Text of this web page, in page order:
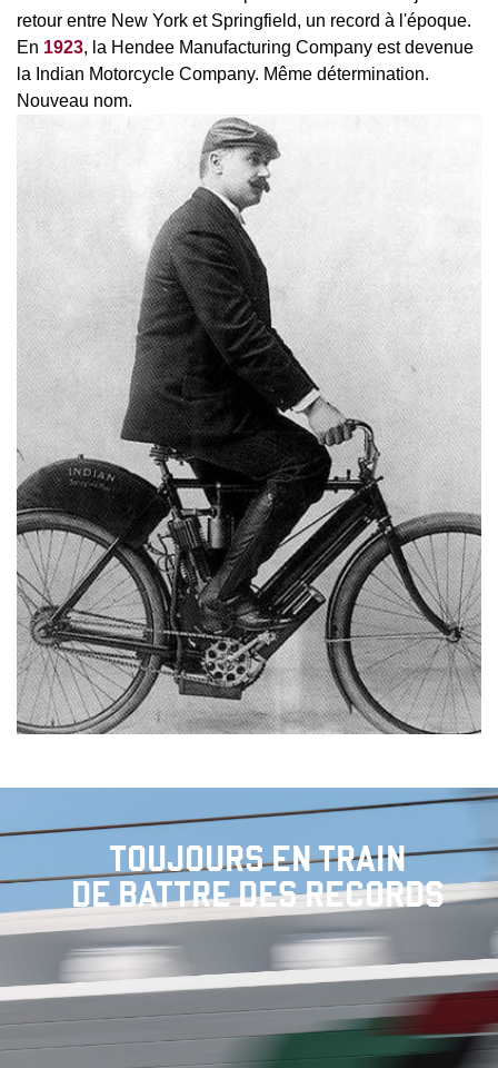
retour entre New York et Springfield, un record à l'époque.
En 1923, la Hendee Manufacturing Company est devenue
la Indian Motorcycle Company. Même détermination.
Nouveau nom.
TOUJOURS EN TRAIN
DE BATTRE DES RECORDS